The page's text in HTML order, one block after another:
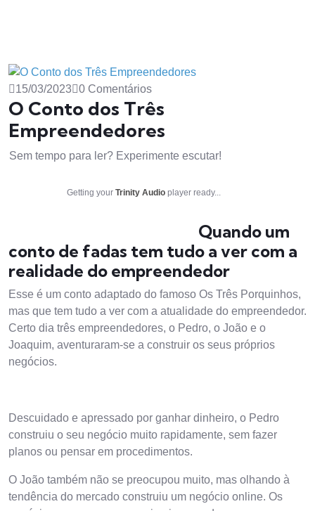
15/03/2023 0 Comentários
O Conto dos Três
Empreendedores
Sem tempo para ler? Experimente escutar!
Getting your Trinity Audio player ready...
Quando um
conto de fadas tem tudo a ver com a
realidade do empreendedor
Esse é um conto adaptado do famoso Os Três Porquinhos,
mas que tem tudo a ver com a atualidade do empreendedor.
Certo dia três empreendedores, o Pedro, o João e o
Joaquim, aventuraram-se a construir os seus próprios
negócios.
Descuidado e apressado por ganhar dinheiro, o Pedro
construiu o seu negócio muito rapidamente, sem fazer
planos ou pensar em procedimentos.
O João também não se preocupou muito, mas olhando à
tendência do mercado construiu um negócio online. Os